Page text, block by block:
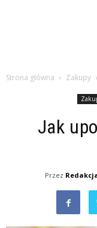
Strona główna Zakupy
Jak
Przez